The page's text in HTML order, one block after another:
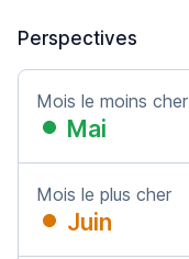
Perspectives
Mois le moins cher
Mai
Mois le plus cher
Juin